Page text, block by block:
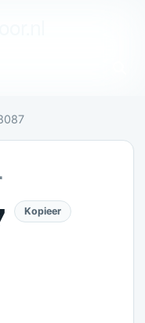
dit
Kopieer